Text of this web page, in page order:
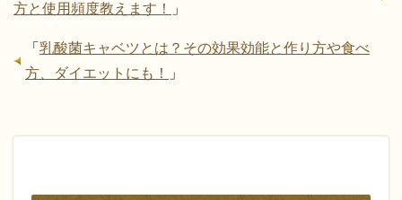
方と使用頻度教えます！
」
「 乳酸菌キャベツとは？その効果効能と作り方や食べ
方、ダイエットにも！
」